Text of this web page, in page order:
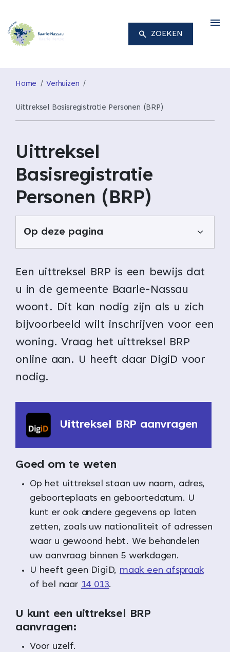
ZOEKEN
Home Verhuizen
Uittreksel Basisregistratie Personen (BRP)
Uittreksel
Basisregistratie
Personen (BRP)
Op deze pagina
Een uittreksel BRP is een bewijs dat
u in de gemeente Baarle-Nassau
woont. Dit kan nodig zijn als u zich
bijvoorbeeld wilt inschrijven voor een
woning. Vraag het uittreksel BRP
online aan. U heeft daar DigiD voor
nodig.
Uittreksel BRP aanvragen
Goed om te weten
Op het uittreksel staan uw naam, adres,
geboorteplaats en geboortedatum. U
kunt er ook andere gegevens op laten
zetten, zoals uw nationaliteit of adressen
waar u gewoond hebt. We behandelen
uw aanvraag binnen 5 werkdagen.
U heeft geen DigiD, maak een afspraak
of bel naar 14 013.
U kunt een uittreksel BRP
aanvragen:
Voor uzelf.